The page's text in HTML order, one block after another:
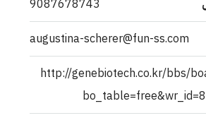
9087678743
augustina-scherer@fun-ss.com
http://genebiotech.co.kr/bbs/